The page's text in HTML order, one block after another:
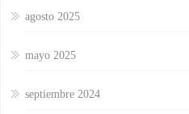
agosto 2025
mayo 2025
septiembre 2024